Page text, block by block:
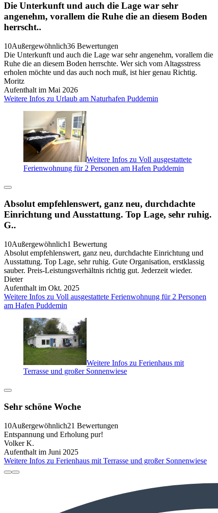
Die Unterkunft und auch die Lage war sehr
angenehm, vorallem die Ruhe die an diesem Boden
herrscht..
10Außergewöhnlich36 Bewertungen
Die Unterkunft und auch die Lage war sehr angenehm, vorallem die
Ruhe die an diesem Boden herrschte. Wer sich vom Altagsstress
erholen möchte und das auch noch muß, ist hier genau Richtig.
Moritz
Aufenthalt im Mai 2026
Weitere Infos zu Urlaub am Naturhafen Puddemin
Weitere Infos zu Voll ausgestattete
Ferienwohnung für 2 Personen am Hafen Puddemin
Absolut empfehlenswert, ganz neu, durchdachte
Einrichtung und Ausstattung. Top Lage, sehr ruhig.
G..
10Außergewöhnlich1 Bewertung
Absolut empfehlenswert, ganz neu, durchdachte Einrichtung und
Ausstattung. Top Lage, sehr ruhig. Gute Organisation, erstklassig
sauber. Preis-Leistungsverhältnis richtig gut. Jederzeit wieder.
Dieter
Aufenthalt im Okt. 2025
Weitere Infos zu Voll ausgestattete Ferienwohnung für 2 Personen
am Hafen Puddemin
Weitere Infos zu Ferienhaus mit
Terrasse und großer Sonnenwiese
Sehr schöne Woche
10Außergewöhnlich21 Bewertungen
Entspannung und Erholung pur!
Volker K.
Aufenthalt im Juni 2025
Weitere Infos zu Ferienhaus mit Terrasse und großer Sonnenwiese